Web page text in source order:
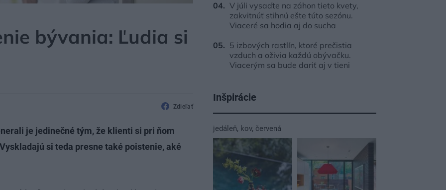
bývania: Ľudia si
Zdieľať
je jedinečné tým, že klienti si pri ňom
si teda presne také poistenie, aké
V júli vysaďte na záhon tieto kvety,
zakvitnúť stihnú ešte túto sezónu.
Viaceré sa hodia aj do sucha
5 izbových rastlín, ktoré prečistia
vzduch a oživia každú obývačku.
Viacerým sa bude dariť aj v tieni
Inšpirácie
jedáleň, kov, červená